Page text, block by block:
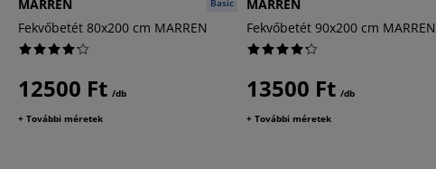
Basic
MARREN
Fekvőbetét 80x200 cm MARREN
12500 Ft /db
+ További méretek
MARREN
Fekvőbetét 90x200 cm MARREN
13500 Ft /db
+ További méretek